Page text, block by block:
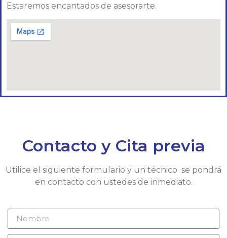
Estaremos encantados de asesorarte.
Contacto y Cita previa
Utilice el siguiente formulario y un técnico se pondrá
en contacto con ustedes de inmediato.